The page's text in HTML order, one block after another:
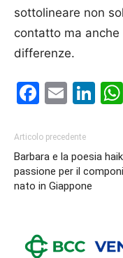
sottolineare non
contatto ma
differenze.
Email
Articolo precedente
Barbara e la poesia
passione per il
nato in Giappone